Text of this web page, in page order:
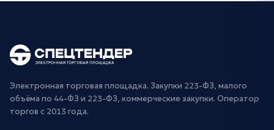
Электронная торговая площадка. Закупки 223-ФЗ, малого
объёма по 44-ФЗ и 223-ФЗ, коммерческие закупки. Оператор
торгов с 2013 года.